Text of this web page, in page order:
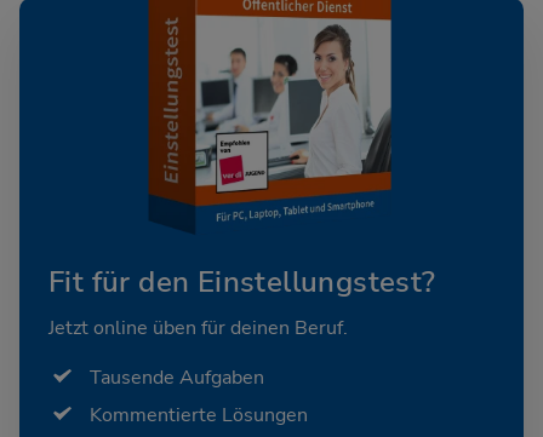
Fit für den Einstellungstest?
Jetzt online üben für deinen Beruf.
Tausende Aufgaben
Kommentierte Lösungen